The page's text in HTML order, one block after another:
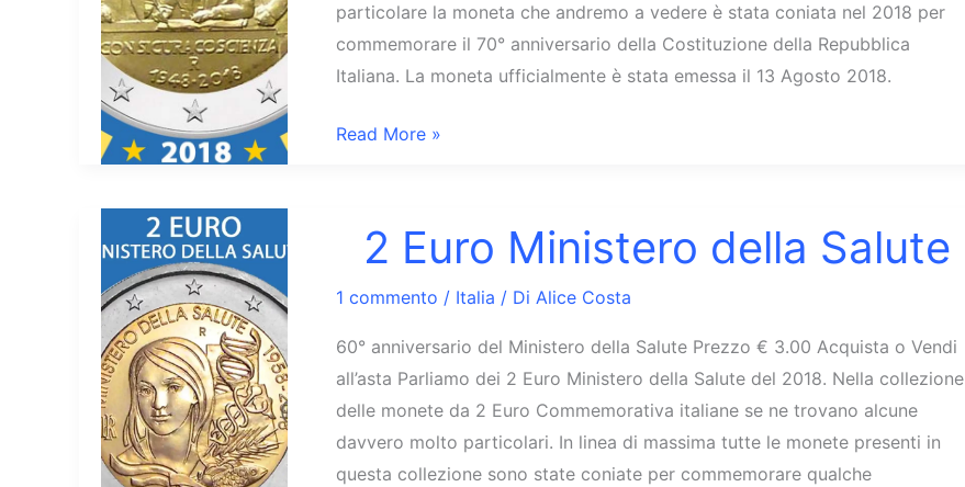
particolare la moneta che andremo a vedere è stata coniata nel 2018 per
commemorare il 70° anniversario della Costituzione della Repubblica
Italiana. La moneta ufficialmente è stata emessa il 13 Agosto 2018.
2
2018
Costituzione
Italiana
Read More »
2 Euro Ministero della Salute
1 commento / Italia / Di Alice Costa
60° anniversario del Ministero della Salute Prezzo € 3.00 Acquista o Vendi
all’asta Parliamo dei 2 Euro Ministero della Salute del 2018. Nella collezione
delle monete da 2 Euro Commemorativa italiane se ne trovano alcune
davvero molto particolari. In linea di massima tutte le monete presenti in
questa collezione sono state coniate per commemorare qualche